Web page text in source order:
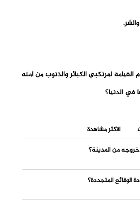
لمرتكبي الكبائر والذنوب من أمته
في الدنيا؟
الاكثر مشاهدة
من المدينة؟
المتجددة؟